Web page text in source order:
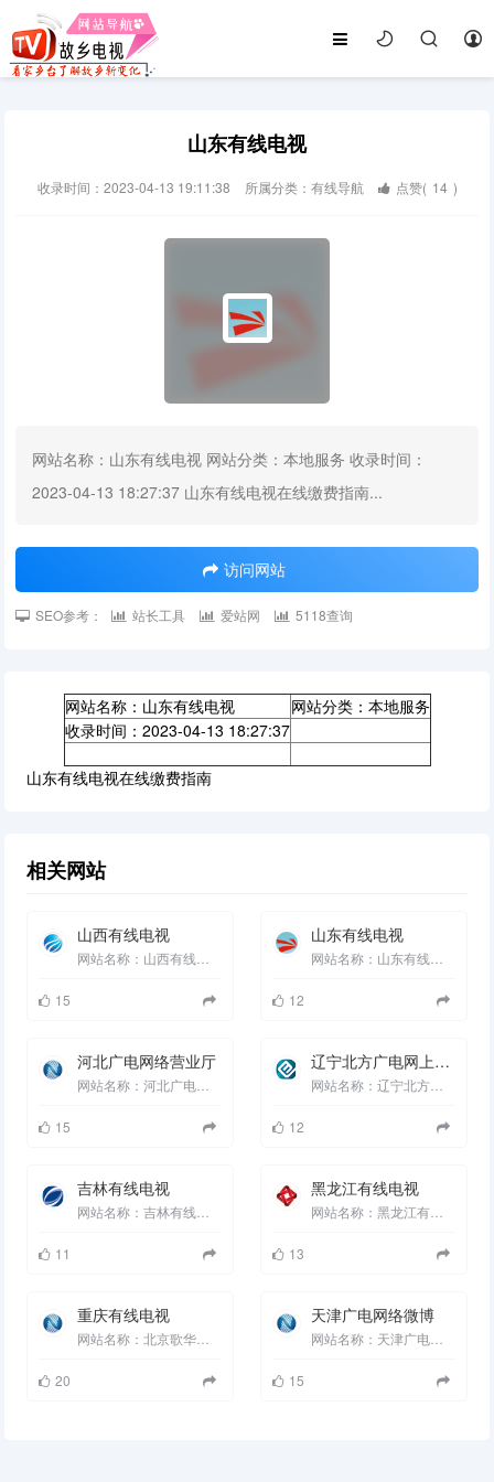
山东有线电视
收录时间：2023-04-13 19:11:38 所属分类：有线导航 点赞( 14 )
网站名称：山东有线电视 网站分类：本地服务 收录时间：
2023-04-13 18:27:37 山东有线电视在线缴费指南...
访问网站
SEO参考： 站长工具 爱站网 5118查询
网站名称：山东有线电视
网站分类：本地服务
收录时间：2023-04-13 18:27:37
山东有线电视在线缴费指南
相关网站
山西有线电视
15
山东有线电视
12
河北广电网络营业厅
15
辽宁北方广电网上营业厅
网站名称：辽宁北方广电网上营业厅 网站分类：本地服务 收录时间：2023-04-13 18:27:37 ...
12
吉林有线电视
11
黑龙江有线电视
网站名称：黑龙江有线电视 网站分类：本地服务 收录时间：2023-04-13 18:27:37 ...
13
重庆有线电视
20
天津广电网络微博
网站名称：天津广电网络微博 网站分类：本地服务 收录时间：2023-04-13 18:27:37 ...
15